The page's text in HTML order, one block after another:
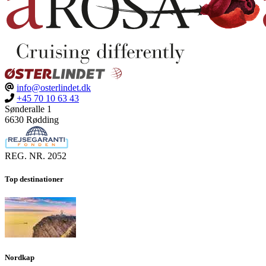
info@osterlindet.dk
+45 70 10 63 43
Sønderalle 1
6630 Rødding
REG. NR. 2052
Top destinationer
Nordkap